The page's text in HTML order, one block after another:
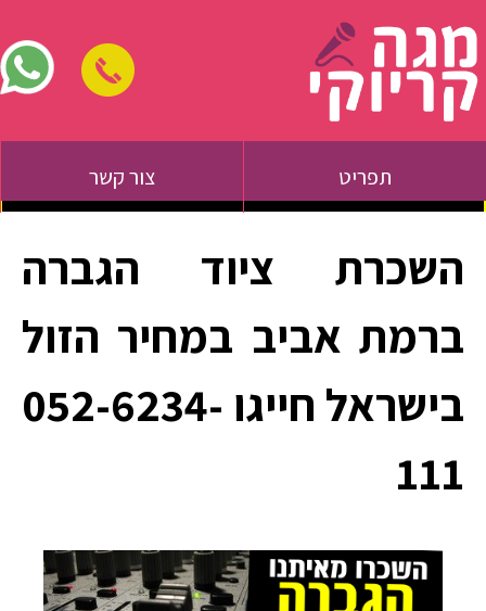
תפריט צור קשר
השכרת ציוד הגברה
ברמת אביב במחיר הזול
בישראל חייגו 052-6234-
111